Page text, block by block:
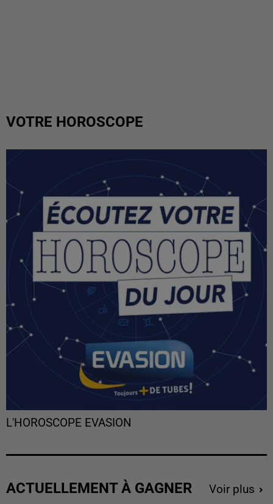
VOTRE HOROSCOPE
L'HOROSCOPE EVASION
ACTUELLEMENT À GAGNER Voir plus